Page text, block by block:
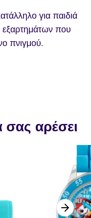
για παιδιά
που
πνιγμού.
αρέσει